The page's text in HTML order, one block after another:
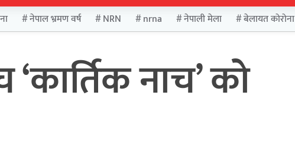
नेपाल भ्रमण वर्ष NRN nrna नेपाली मेला बेलायत कोरोना
नाच’ को